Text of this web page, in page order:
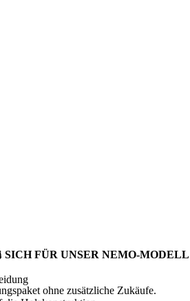
SICH FÜR UNSER NEMO-MODELL
ohne zusätzliche Zukäufe.